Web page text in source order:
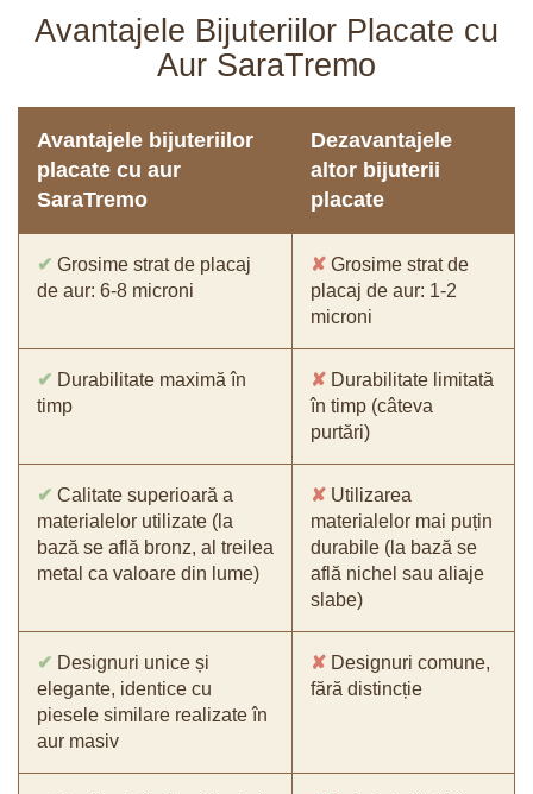
Avantajele Bijuteriilor Placate cu
Aur SaraTremo
Avantajele bijuteriilor
placate cu aur
SaraTremo
Dezavantajele
altor bijuterii
placate
✔ Grosime strat de placaj
de aur: 6-8 microni
✘ Grosime strat de
placaj de aur: 1-2
microni
✔ Durabilitate maximă în
timp
✘ Durabilitate limitată
în timp (câteva
purtări)
✔ Calitate superioară a
materialelor utilizate (la
bază se află bronz, al treilea
metal ca valoare din lume)
✘ Utilizarea
materialelor mai puțin
durabile (la bază se
află nichel sau aliaje
slabe)
✔ Designuri unice și
elegante, identice cu
piesele similare realizate în
aur masiv
✘ Designuri comune,
fără distincție